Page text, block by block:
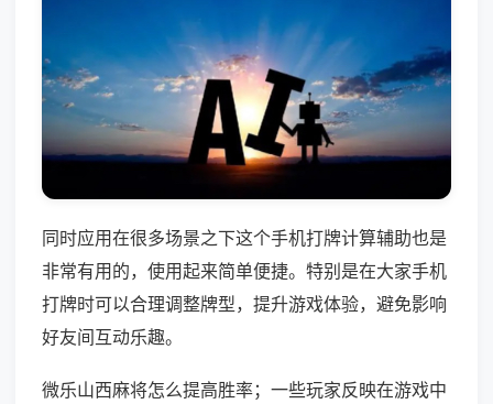
同时应用在很多场景之下这个手机打牌计算辅助也是
非常有用的，使用起来简单便捷。特别是在大家手机
打牌时可以合理调整牌型，提升游戏体验，避免影响
好友间互动乐趣。
微乐山西麻将怎么提高胜率；一些玩家反映在游戏中